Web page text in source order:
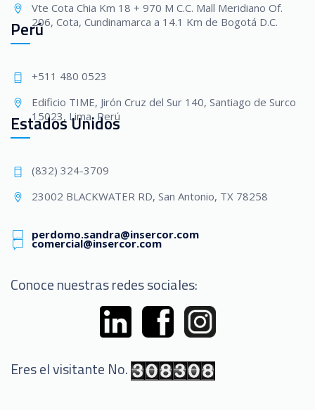
Vte Cota Chia Km 18 + 970 M C.C. Mall Meridiano Of.
206, Cota, Cundinamarca a 14.1 Km de Bogotá D.C.
Perú
+511 480 0523
Edificio TIME, Jirón Cruz del Sur 140, Santiago de Surco
15023, Lima, Perú
Estados Unidos
(832) 324-3709
23002 BLACKWATER RD, San Antonio, TX 78258
comercial@insercor.com
perdomo.sandra@insercor.com
Conoce nuestras redes sociales:
Eres el visitante No.